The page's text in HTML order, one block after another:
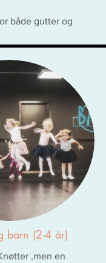
både gutter og
barn (2-4 år)
,men en